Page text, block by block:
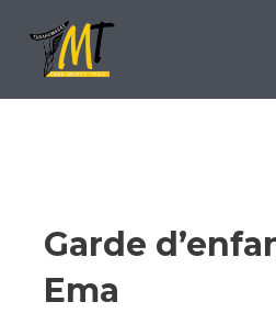
contenu
Garde
Ema